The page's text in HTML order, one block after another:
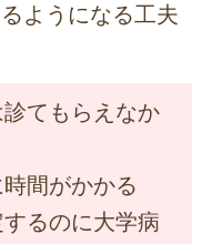
ようになる工夫
てもらえなか
間がかかる
るのに大学病